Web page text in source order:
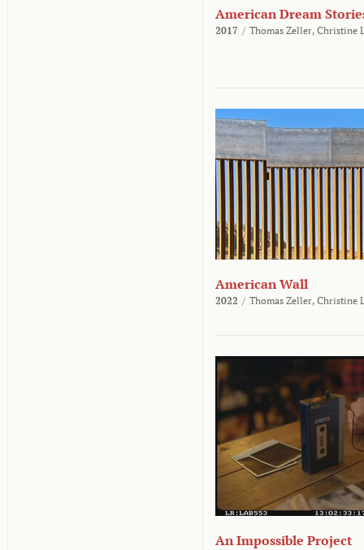
American Dream
2017 / Thomas Zeller, Christine
American Wall
2022 / Thomas Zeller, Christine
An Impossible Project